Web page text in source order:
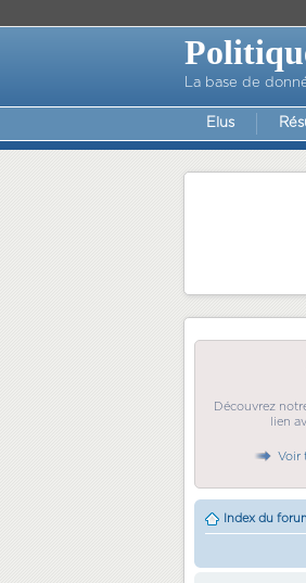
La base de
Elus
Découvrez
lien
Voir
Index du